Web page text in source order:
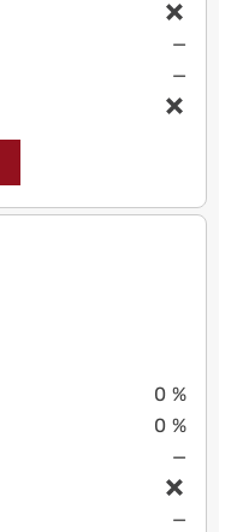
—
—
0 %
0 %
—
—